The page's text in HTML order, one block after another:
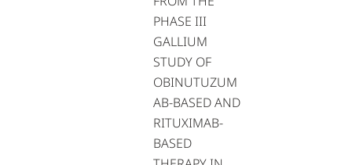
PHASE III
GALLIUM
STUDY OF
OBINUTUZUM
AB-BASED AND
RITUXIMAB-
BASED